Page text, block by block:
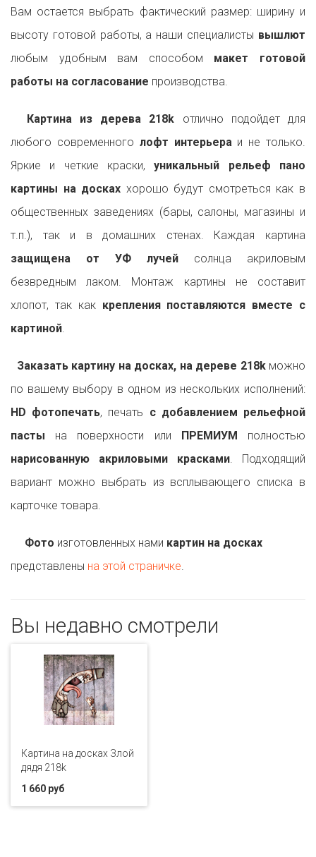
Вам остается выбрать фактический размер: ширину и
высоту готовой работы, а наши специалисты вышлют
любым удобным вам способом макет готовой
работы на согласование производства.
Картина из дерева 218k отлично подойдет для
любого современного лофт интерьераи не только.
Яркие и четкие краски,уникальный рельеф пано
картины на досках хорошо будут смотреться как в
общественных заведениях (бары, салоны, магазины и
т.п.), так и в домашних стенах. Каждая картина
защищена от УФ лучей солнца акриловым
безвредным лаком. Монтаж картины не составит
хлопот, так как крепления поставляются вместе с
картиной.
Заказать картину на досках, на дереве 218kможно
по вашему выбору в одном из нескольких исполнений:
HD фотопечать, печать с добавлением рельефной
пасты на поверхности или ПРЕМИУМ
полностью
нарисованную акриловыми красками. Подходящий
вариант можно выбрать из всплывающего списка в
карточке товара.
Фото изготовленных нами картин на досках
представлены на этой страничке.
Вы недавно смотрели
Картина на досках Злой
дядя 218k
1 660 руб